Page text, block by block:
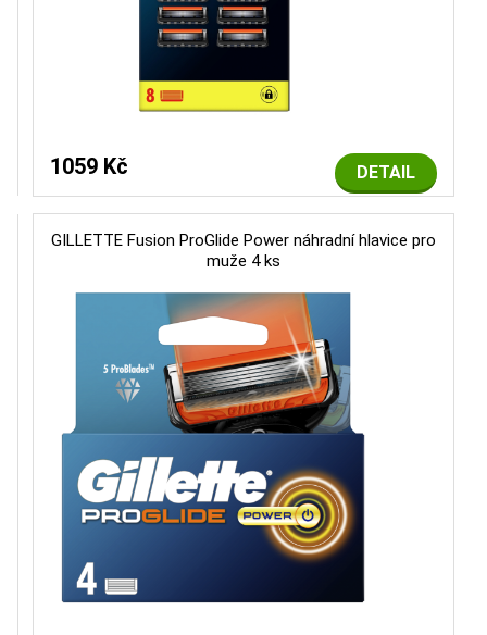
DETAIL
1059 Kč
GILLETTE Fusion ProGlide Power náhradní hlavice pro
muže 4 ks